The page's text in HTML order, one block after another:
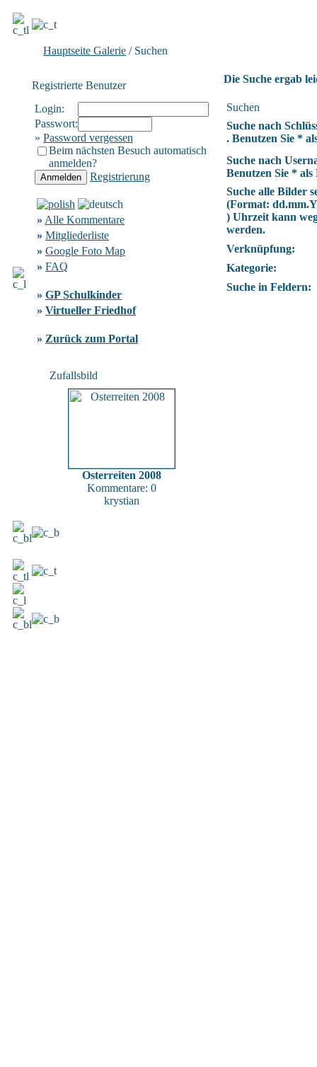
Hauptseite Galerie / Suchen
Registrierte Benutzer
Login:
Passwort:
» Password vergessen
Beim nächsten Besuch automatisch
anmelden?
Registrierung
» Alle Kommentare
» Mitgliederliste
» Google Foto Map
» FAQ
» GP Schulkinder
» Virtueller Friedhof
» Zurück zum Portal
Zufallsbild
Osterreiten 2008
Kommentare: 0
krystian
Die Suche ergab
Suchen
Suche nach
. Benutzen Sie *
Suche nach
Benutzen Sie * als
Suche alle Bilder
(Format:
) Uhrzeit kann
werden.
Verknüpfung:
Kategorie:
Suche in Feldern: